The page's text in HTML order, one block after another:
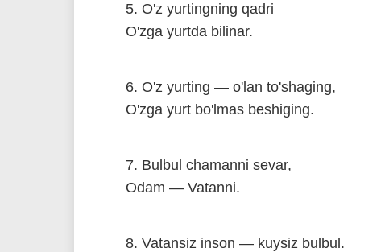
5. O'z yurtingning qadri
O'zga yurtda bilinar.
6. O'z yurting — o'lan to'shaging,
O'zga yurt bo'lmas beshiging.
7. Bulbul chamanni sevar,
Odam — Vatanni.
8. Vatansiz inson — kuysiz bulbul.